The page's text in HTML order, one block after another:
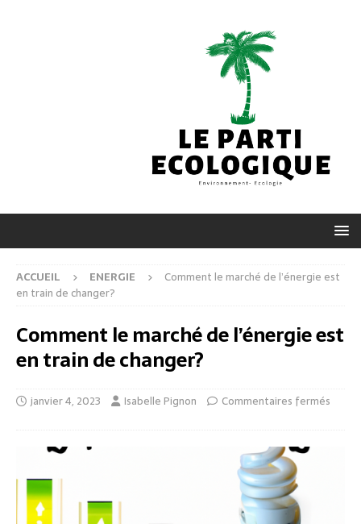
ACCUEIL ENERGIE
Comment le marché de l’énergie est
en train de changer?
Comment le marché de l’énergie est
en train de changer?
janvier 4, 2023 Isabelle Pignon Commentaires fermés